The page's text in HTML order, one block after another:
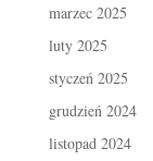
marzec 2025
luty 2025
styczeń 2025
grudzień 2024
listopad 2024